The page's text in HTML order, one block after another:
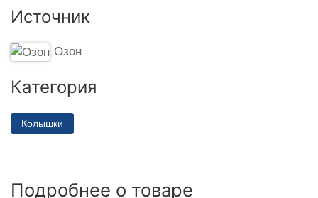
Источник
Озон
Категория
Колышки
Подробнее о товаре